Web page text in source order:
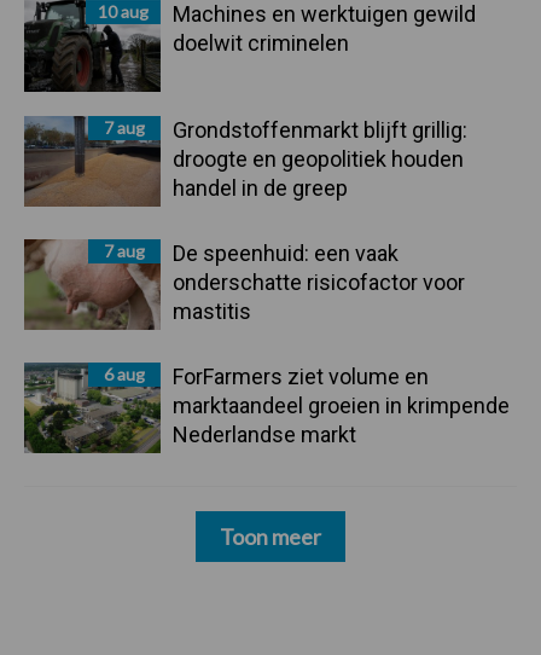
10 aug
Machines en werktuigen gewild
doelwit criminelen
7 aug
Grondstoffenmarkt blijft grillig:
droogte en geopolitiek houden
handel in de greep
7 aug
De speenhuid: een vaak
onderschatte risicofactor voor
mastitis
6 aug
ForFarmers ziet volume en
marktaandeel groeien in krimpende
Nederlandse markt
Toon meer